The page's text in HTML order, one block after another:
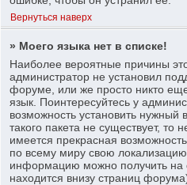
Вернуться наверх
» Моего языка нет в списке!
Наиболее вероятные причины
администратор не установил
форуме, или же просто никто
язык. Поинтересуйтесь у
возможность установить нужный
такого пакета не существует, то
имеется прекрасная
по всему миру свою
информацию можно получить на
находится внизу страниц